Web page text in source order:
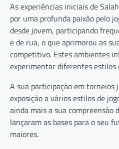
As experiências iniciais de
por uma profunda paixão pelo
desde jovem, participando
e de rua, o que aprimorou as
competitivo. Estes ambientes
experimentar diferentes estilos
A sua participação em
exposição a vários estilos de
ainda mais a sua compreensão
lançaram as bases para o seu
maiores.